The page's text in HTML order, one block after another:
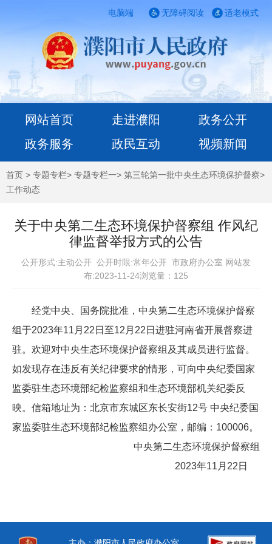
电脑端 适老模式
无障碍阅读
网站首页 走进濮阳
政务公开
政务服务
政民互动 视频新闻
首页 > 专题专栏> 专题专栏一> 第三轮第一批中央生态环境保护督察>
工作动态
关于中央第二生态环境保护督察组 作风纪
律监督举报方式的公告
公开形式:主动公开 公开时限:常年公开 市政府办公室 网站发
布:2023-11-24浏览量： 125
经党中央、国务院批准，中央第二生态环境保护督察
组于2023年11月22日至12月22日进驻河南省开展督察进
驻。欢迎对中央生态环境保护督察组及其成员进行监督。
如发现存在违反有关纪律要求的情形，可向中央纪委国家
监委驻生态环境部纪检监察组和生态环境部机关纪委反
映。信箱地址为：北京市东城区东长安街12号 中央纪委国
家监委驻生态环境部纪检监察组办公室，邮编：100006。
中央第二生态环境保护督察组
2023年11月22日